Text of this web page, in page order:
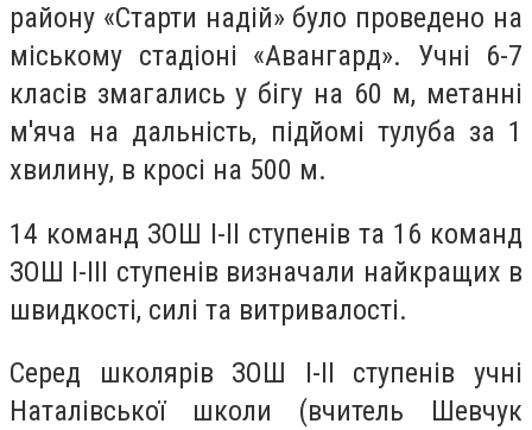
району «Старти надій» було проведено на
міському стадіоні «Авангард». Учні 6-7
класів змагались у бігу на 60 м, метанні
м'яча на дальність, підйомі тулуба за 1
хвилину, в кросі на 500 м.
14 команд ЗОШ І-ІІ ступенів та 16 команд
ЗОШ І-ІІІ ступенів визначали найкращих в
швидкості, силі та витривалості.
Серед школярів ЗОШ І-ІІ ступенів учні
Наталівської школи (вчитель Шевчук